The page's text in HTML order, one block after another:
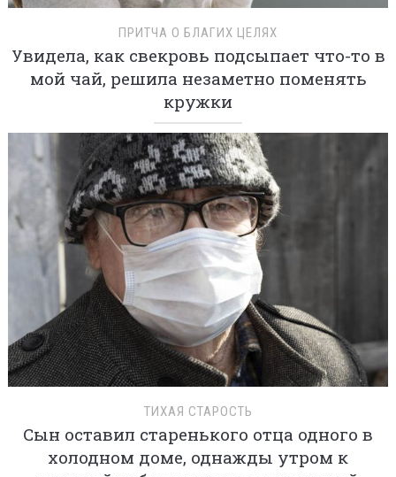
ПРИТЧА О БЛАГИХ ЦЕЛЯХ
Увидела, как свекровь подсыпает что-то в
мой чай, решила незаметно поменять
кружки
ТИХАЯ СТАРОСТЬ
Сын оставил старенького отца одного в
холодном доме, однажды утром к